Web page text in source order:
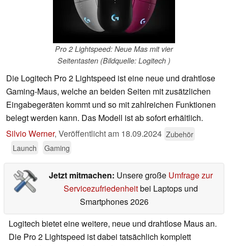
Pro 2 Lightspeed: Neue Mas mit vier
Seitentasten (Bildquelle: Logitech )
Die Logitech Pro 2 Lightspeed ist eine neue und drahtlose
Gaming-Maus, welche an beiden Seiten mit zusätzlichen
Eingabegeräten kommt und so mit zahlreichen Funktionen
belegt werden kann. Das Modell ist ab sofort erhältlich.
Silvio Werner, Veröffentlicht am 18.09.2024 Zubehör
Launch
Gaming
Jetzt mitmachen: Unsere große Umfrage zur
Servicezufriedenheitbei Laptops und
Smartphones 2026
Logitech bietet eine weitere, neue und drahtlose Maus an.
Die Pro 2 Lightspeed ist dabei tatsächlich komplett